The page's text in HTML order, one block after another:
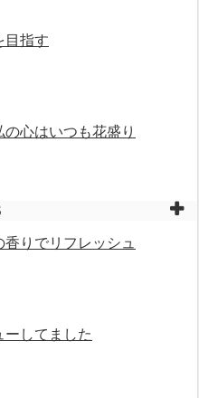
目指す
心はいつも花盛り
りでリフレッシュ
してました